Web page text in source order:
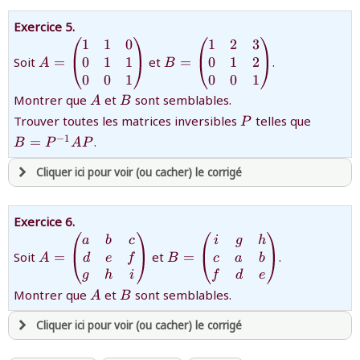
avoir une souscription active sur mathprepa
connecté au site
revenir àla page d'accueil
ou tester la page d'extraits libres
ou consulter le plan du site
Exercice 5.
Soit
{A=\begin{pmatrix}1&1&0\\0&1&1\\
0&0&1\end{pmatrix}}
A =
1
0
0
1
1
0
0
1
1
et
{B=\begin{pmatrix}1&2&3\\
B =
1
0
0
2
1
0
3
2
1
.
Montrer que {A}
A et {B}
B sont semblables.
Trouver toutes les matrices inversibles {P}
P telles que
B = P −1 AP.
Cliquer ici pour voir (ou cacher) le corrigé
avoir une souscription active sur mathprepa
connecté au site
revenir àla page d'accueil
ou tester la page d'extraits libres
ou consulterle plan du site
Exercice 6.
Soit
{A=\begin{pmatrix}a&b&c\\
d&e&f\\g&h&i
\end{pmatrix}}
A =
a
d
g
b
e
h
c
f
i
et B =
i
c
f
g
a
d
h
b
e
.
Montrer que {A}
A et {B}
B sont semblables.
Cliquer ici pour voir (ou cacher) le corrigé